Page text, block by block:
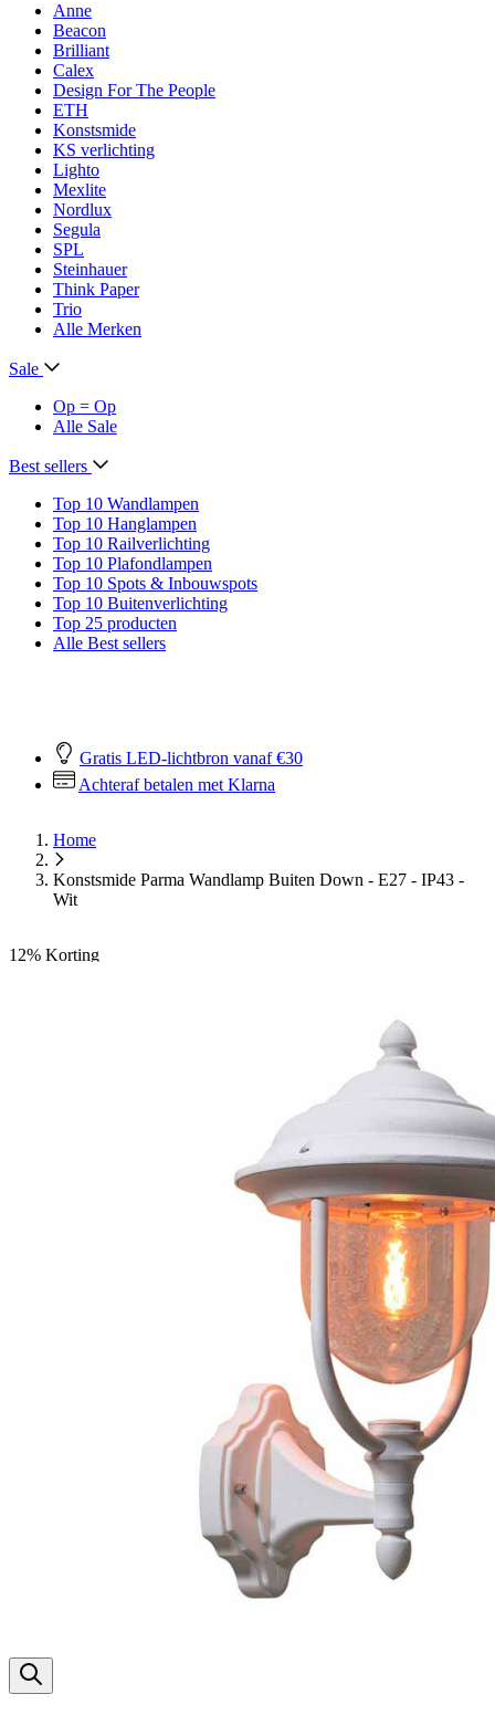
Anne
Beacon
Brilliant
Calex
Design For The People
ETH
Konstsmide
KS verlichting
Lighto
Mexlite
Nordlux
Segula
SPL
Steinhauer
Think Paper
Trio
Alle Merken
Sale
Op = Op
Alle Sale
Best sellers
Top 10 Wandlampen
Top 10 Hanglampen
Top 10 Railverlichting
Top 10 Plafondlampen
Top 10 Spots & Inbouwspots
Top 10 Buitenverlichting
Top 25 producten
Alle Best sellers
Gratis LED-lichtbron vanaf €30
Achteraf betalen met Klarna
Home
Konstsmide Parma Wandlamp Buiten Down - E27 - IP43 -
Wit
12% Korting